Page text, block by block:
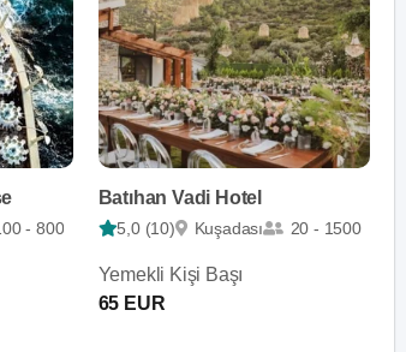
- 800
Batıhan Vadi Hotel
5,0 (10) Kuşadası 20 - 1500
Yemekli Kişi Başı
65 EUR